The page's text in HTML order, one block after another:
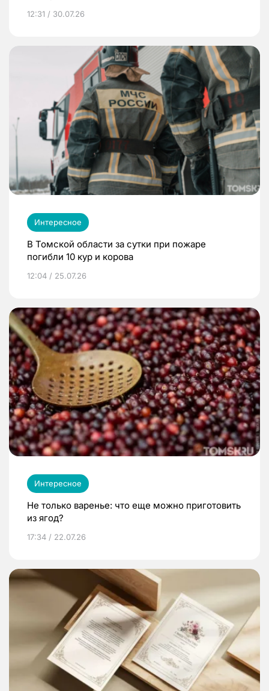
12:31 / 30.07.26
Интересное
В Томской области за сутки при пожаре
погибли 10 кур и корова
12:04 / 25.07.26
Интересное
Не только варенье: что еще можно приготовить
из ягод?
17:34 / 22.07.26